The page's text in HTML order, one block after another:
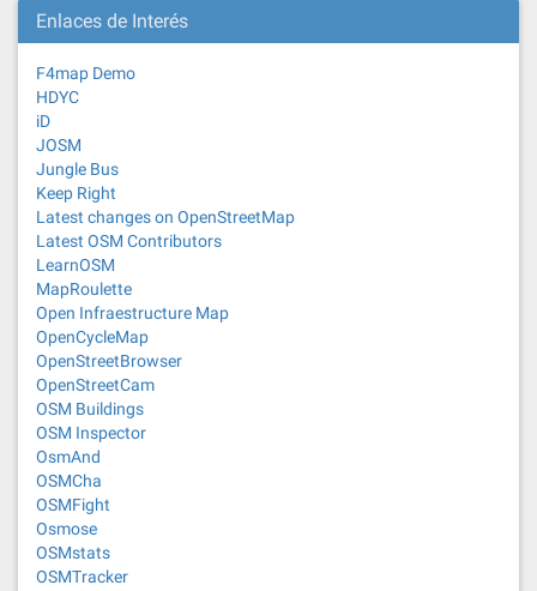
Enlaces de Interés
F4map Demo
HDYC
iD
JOSM
Jungle Bus
Keep Right
Latest changes on OpenStreetMap
Latest OSM Contributors
LearnOSM
MapRoulette
Open Infraestructure Map
OpenCycleMap
OpenStreetBrowser
OpenStreetCam
OSM Buildings
OSM Inspector
OsmAnd
OSMCha
OSMFight
Osmose
OSMstats
OSMTracker